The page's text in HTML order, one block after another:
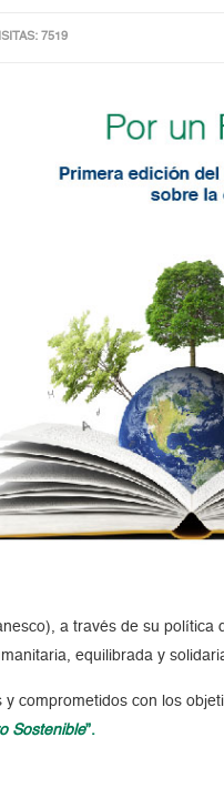
7519
a través de su
equilibrada y
comprometidos con los
Sostenible”.